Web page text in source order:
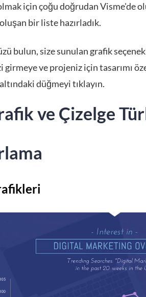
için çoğu doğrudan Visme'de
bir liste hazırladık.
bulun, size sunulan grafik
ve projeniz için tasarımı
düğmeyi tıklayın.
ve Çizelge